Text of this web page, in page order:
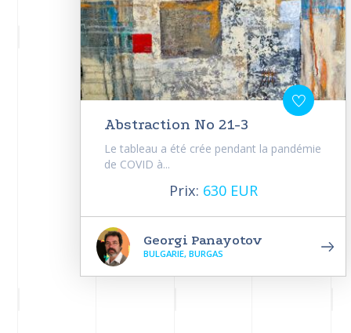
Abstraction No 21-3
Le tableau a été crée pendant la pandémie
de COVID à...
Prix: 630 EUR
Georgi Panayotov
BULGARIE, BURGAS